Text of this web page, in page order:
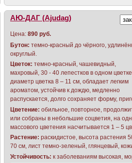
АЮ-ДАГ (Ajudag)
Цена:890 руб.
Бутон: темно-красный до чёрного,
округлый.
Цветок: темно-красный, чашевидный,
махровый, 30 - 40 лепестков в одном
диаметр цветка 8 – 11 см, обладает легким
ароматом, устойчив к дождю, медленно
распускается, долго сохраняет форму,
Цветение:обильное, повторное,
или собраны в небольшие соцветия, на
массового цветения насчитывается 1 – 5
Растение:раскидистое, высота растения
70 см, лист темно-зеленый, глянцевый,
Устойчивость: к заболеваниям высокая,